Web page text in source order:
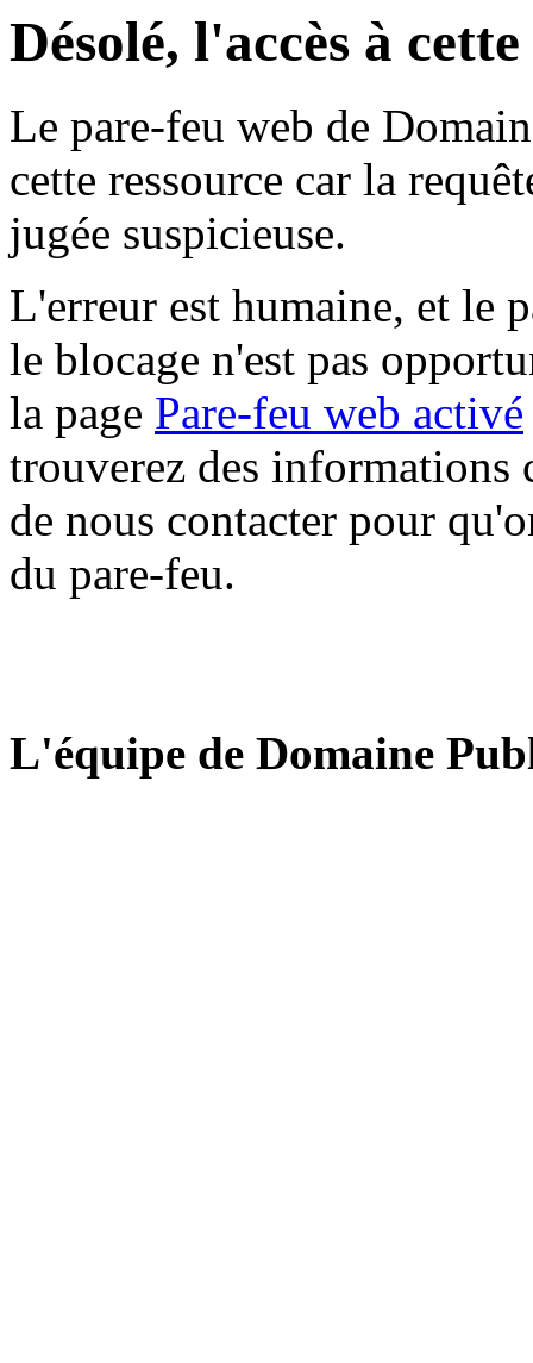
Désolé, l'accès à
Le pare-feu web de
cette ressource car la
jugée suspicieuse.
L'erreur est humaine, et le
le blocage n'est pas
la page Pare-feu web activé
trouverez des informations
de nous contacter pour
du pare-feu.
L'équipe de Domaine